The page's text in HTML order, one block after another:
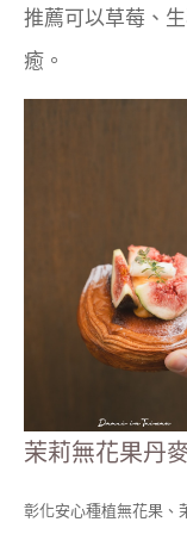
推薦可以草莓、
癒。
茉莉無花果丹
彰化安心種植無花果、